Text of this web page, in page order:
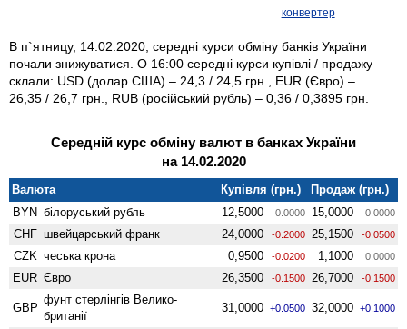
конвертер
В п`ятницу, 14.02.2020, середні курси обміну банків України
почали знижуватися. О 16:00 середні курси купівлі / продажу
склали: USD (долар США) – 24,3 / 24,5 грн., EUR (Євро) –
26,35 / 26,7 грн., RUB (російський рубль) – 0,36 / 0,3895 грн.
Середній курс обміну валют в банках України
на 14.02.2020
Валюта Купівля (грн.)
Продаж (грн.)
BYN білоруський рубль 12,5000 0.0000 15,0000 0.0000
CHF швейцарський франк 24,0000 -0.2000 25,1500 -0.0500
CZK чеська крона 0,9500 -0.0200 1,1000 0.0000
EUR Євро 26,3500 -0.1500 26,7000 -0.1500
GBP
фунт стерлінгів Велико­
британії
31,0000 +0.0500 32,0000 +0.1000